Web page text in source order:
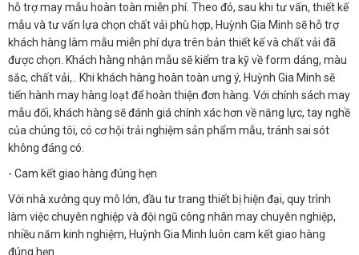
hỗ trợ may mẫu hoàn toàn miễn phí. Theo đó, sau khi tư vấn, thiết kế
mẫu và tư vấn lựa chọn chất vải phù hợp, Huỳnh Gia Minh sẽ hỗ trợ
khách hàng làm mẫu miễn phí dựa trên bản thiết kế và chất vải đã
được chọn. Khách hàng nhận mẫu sẽ kiểm tra kỹ về form dáng, màu
sắc, chất vải,.. Khi khách hàng hoàn toàn ưng ý, Huỳnh Gia Minh sẽ
tiến hành may hàng loạt để hoàn thiện đơn hàng. Với chính sách may
mẫu đối, khách hàng sẽ đánh giá chính xác hơn về năng lực, tay nghề
của chúng tôi, có cơ hội trải nghiệm sản phẩm mẫu, tránh sai sót
không đáng có.
- Cam kết giao hàng đúng hẹn
Với nhà xưởng quy mô lớn, đầu tư trang thiết bị hiện đại, quy trình
làm việc chuyên nghiệp và đội ngũ công nhân may chuyên nghiệp,
nhiều năm kinh nghiệm, Huỳnh Gia Minh luôn cam kết giao hàng
đúng hẹn.